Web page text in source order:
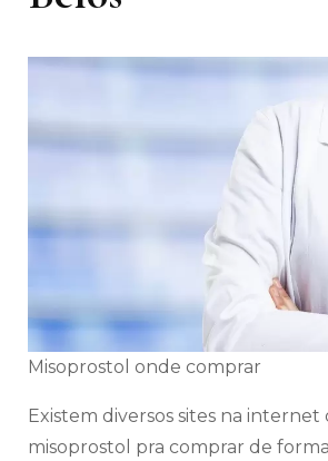
Misoprostol onde comprar
Existem diversos sites na
misoprostol pra comprar de